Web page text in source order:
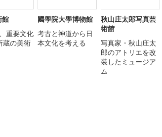
館
重要文化
蔵の美術
國學院大學博物館
考古と神道から日
本文化を考える
秋山庄太郎写真芸
術館
写真家・秋山庄太
郎のアトリエを改
装したミュージア
ム